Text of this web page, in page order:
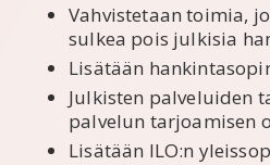
Vahvistetaan toimia,
sulkea pois julkisia
Lisätään
Julkisten palveluiden
palvelun tarjoamisen
Lisätään ILO:n